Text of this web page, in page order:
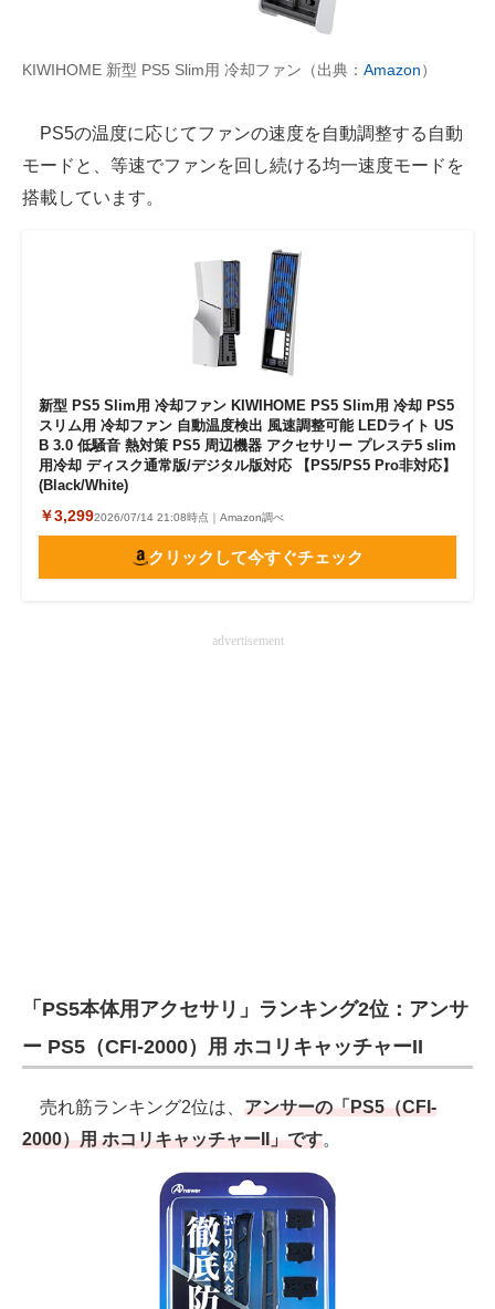
KIWIHOME 新型 PS5 Slim用 冷却ファン（出典： Amazon）
PS5の温度に応じてファンの速度を自動調整する自動
モードと、等速でファンを回し続ける均一速度モードを
搭載しています。
新型 PS5 Slim用 冷却ファン KIWIHOME PS5 Slim用 冷却 PS5
スリム用 冷却ファン 自動温度検出 風速調整可能 LEDライト US
B 3.0 低騒音 熱対策 PS5 周辺機器 アクセサリー プレステ5 slim
用冷却 ディスク通常版/デジタル版対応 【PS5/PS5 Pro非対応】
(Black/White)
￥3,2992026/07/14 21:08時点｜Amazon調べ
クリックして今すぐチェック
advertisement
「PS5本体用アクセサリ」ランキング2位：アンサ
ー PS5（CFI-2000）用 ホコリキャッチャーII
売れ筋ランキング2位は、 アンサーの「PS5（CFI-
2000）用 ホコリキャッチャーII」です。